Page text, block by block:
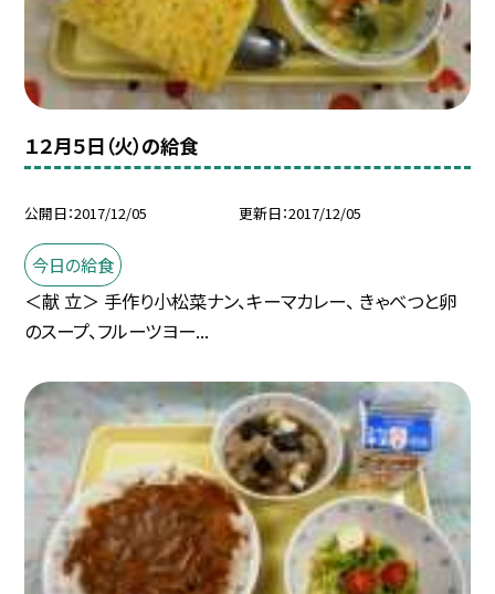
１２月５日（火）の給食
公開日 2017/12/05 更新日 2017/12/05
今日の給食
＜献 立＞ 手作り小松菜ナン、キーマカレー、 きゃべつと卵
のスープ、フルーツヨー...